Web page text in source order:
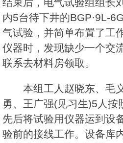
内5台待下井的BGP·9L-
气试验，并简单布置了工
仪器时，发现缺少一个交
联系去材料房领取。
本组工人赵晓东、毛
勇、王广强(见习生)5人按
先后将试验用仪器运到设
验前的接线工作。设备库